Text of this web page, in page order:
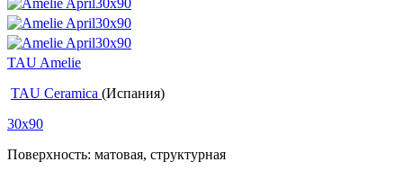
TAU Amelie
TAU Ceramica (Испания)
30x90
Поверхность: матовая, структурная